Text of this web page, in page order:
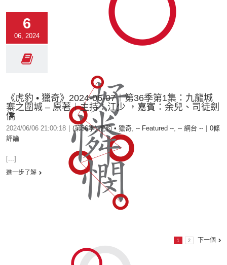
6
06, 2024
《虎豹 • 獵奇》2024-06-07︱第36季第1集：九龍城
寨之圍城 – 原著︱主持：江少 ，嘉賓：余兒、司徒劍
僑
2024/06/06 21:00:18 (第36季) 虎豹 • 獵奇, -- Featured --, -- 網台 --
0條
評論
[...]
進一步了解
1 2 下一個